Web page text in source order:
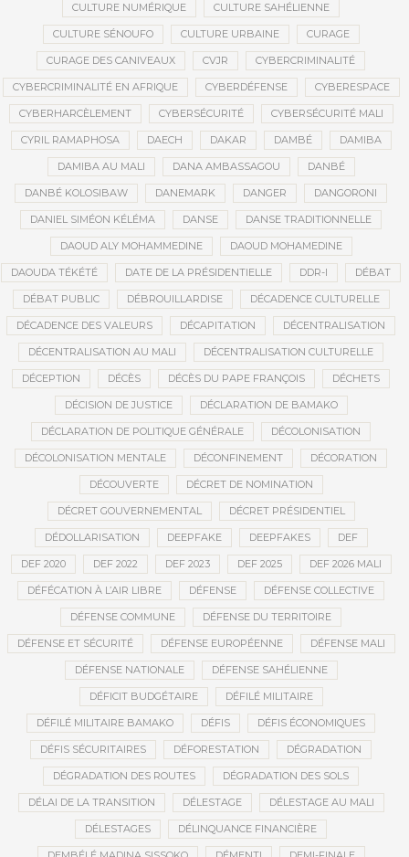
CULTURE NUMÉRIQUE CULTURE SAHÉLIENNE
CULTURE SÉNOUFO CULTURE URBAINE CURAGE
CURAGE DES CANIVEAUX CVJR CYBERCRIMINALITÉ
CYBERCRIMINALITÉ EN AFRIQUE CYBERDÉFENSE CYBERESPACE
CYBERHARCÈLEMENT CYBERSÉCURITÉ CYBERSÉCURITÉ MALI
CYRIL RAMAPHOSA DAECH DAKAR DAMBÉ DAMIBA
DAMIBA AU MALI DANA AMBASSAGOU DANBÉ
DANBÉ KOLOSIBAW DANEMARK DANGER DANGORONI
DANIEL SIMÉON KÉLÉMA DANSE DANSE TRADITIONNELLE
DAOUD ALY MOHAMMEDINE DAOUD MOHAMEDINE
DAOUDA TÉKÉTÉ DATE DE LA PRÉSIDENTIELLE DDR-I DÉBAT
DÉBAT PUBLIC DÉBROUILLARDISE DÉCADENCE CULTURELLE
DÉCADENCE DES VALEURS DÉCAPITATION DÉCENTRALISATION
DÉCENTRALISATION AU MALI DÉCENTRALISATION CULTURELLE
DÉCEPTION DÉCÈS DÉCÈS DU PAPE FRANÇOIS DÉCHETS
DÉCISION DE JUSTICE DÉCLARATION DE BAMAKO
DÉCLARATION DE POLITIQUE GÉNÉRALE DÉCOLONISATION
DÉCOLONISATION MENTALE DÉCONFINEMENT DÉCORATION
DÉCOUVERTE DÉCRET DE NOMINATION
DÉCRET GOUVERNEMENTAL DÉCRET PRÉSIDENTIEL
DÉDOLLARISATION DEEPFAKE DEEPFAKES DEF
DEF 2020 DEF 2022 DEF 2023 DEF 2025 DEF 2026 MALI
DÉFÉCATION À L’AIR LIBRE DÉFENSE DÉFENSE COLLECTIVE
DÉFENSE COMMUNE DÉFENSE DU TERRITOIRE
DÉFENSE ET SÉCURITÉ DÉFENSE EUROPÉENNE DÉFENSE MALI
DÉFENSE NATIONALE DÉFENSE SAHÉLIENNE
DÉFICIT BUDGÉTAIRE DÉFILÉ MILITAIRE
DÉFILÉ MILITAIRE BAMAKO DÉFIS DÉFIS ÉCONOMIQUES
DÉFIS SÉCURITAIRES DÉFORESTATION DÉGRADATION
DÉGRADATION DES ROUTES DÉGRADATION DES SOLS
DÉLAI DE LA TRANSITION DÉLESTAGE DÉLESTAGE AU MALI
DÉLESTAGES DÉLINQUANCE FINANCIÈRE